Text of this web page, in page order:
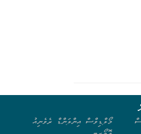
މޯލްޑިވްސް އިންލަންޑް ރެވެނިއު